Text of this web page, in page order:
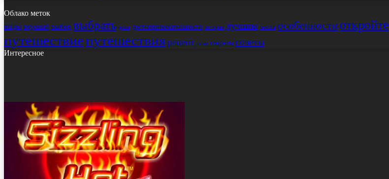
Облако меток
виды вкусный выбор выбрать дома достопримечательности история лучшие места особенности откройте
путешествиепутешествиярецепт салат секреты советы
Интересное